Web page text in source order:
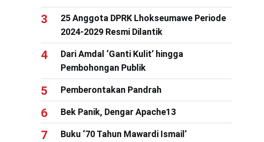
25 Anggota DPRK Lhokseumawe Periode
2024-2029 Resmi Dilantik
Dari Amdal ‘Ganti Kulit’ hingga
Pembohongan Publik
Pemberontakan Pandrah
Bek Panik, Dengar Apache13
Buku ‘70 Tahun Mawardi Ismail’